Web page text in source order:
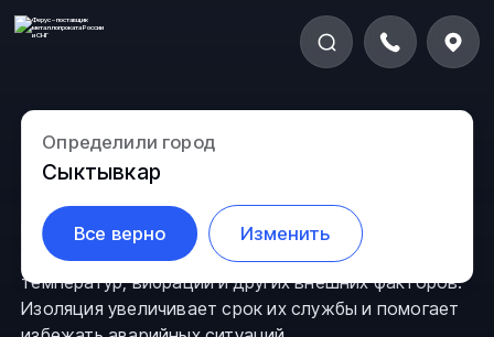
Определили город
Сыктывкар
Все верно Изменить
Изолирование труб
Изолированные трубы меньше подвержены
воздействию грунтовых вод, перепадов
температур, вибраций и других внешних факторов.
Изоляция увеличивает срок их службы и помогает